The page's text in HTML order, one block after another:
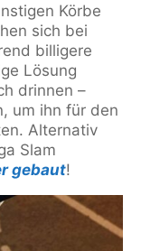
Körbe
sich bei
billigere
Lösung
drinnen –
um ihn für den
Alternativ
Slam
gebaut!